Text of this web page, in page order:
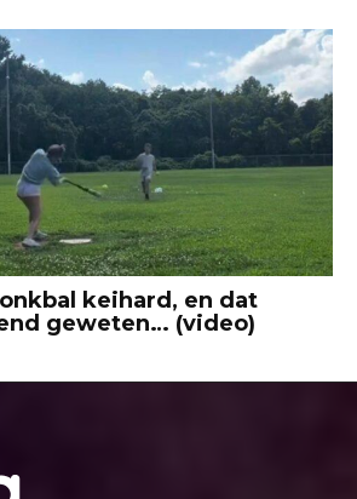
keihard, en dat
geweten… (video)